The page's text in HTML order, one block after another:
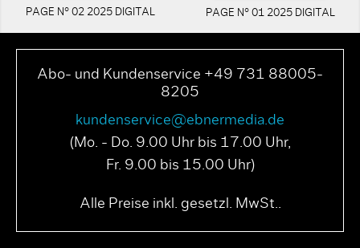
PAGE N° 02 2025 DIGITAL PAGE N° 01 2025 DIGITAL
Abo- und Kundenservice +49 731 88005-
8205
kundenservice@ebnermedia.de
(Mo. - Do. 9.00 Uhr bis 17.00 Uhr,
Fr. 9.00 bis 15.00 Uhr)
Alle Preise inkl. gesetzl. MwSt..